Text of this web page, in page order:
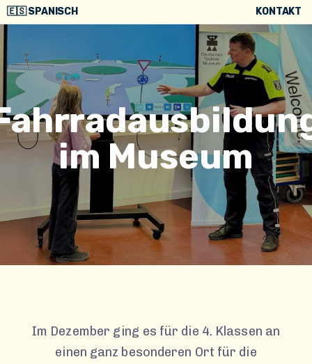
🇪🇸 SPANISCH KONTAKT
im Museum
Im Dezember ging es für die 4. Klassen an
einen ganz besonderen Ort für die